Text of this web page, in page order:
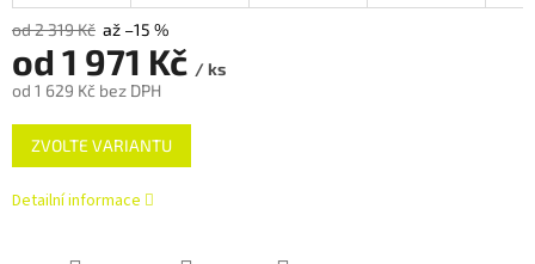
od 2 319 Kč až –15 %
od 1 971 Kč / ks
od 1 629 Kč bez DPH
Měrná
cena:
ZVOLTE VARIANTU
Detailní informace